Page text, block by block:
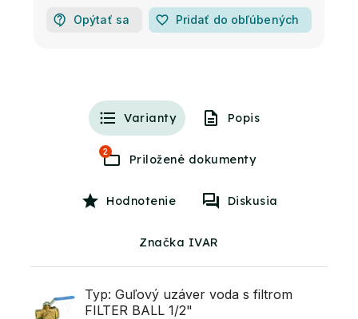
Opýtať sa favorite_border Pridať do obľúbených
Varianty Popis
2
Hodnotenie Diskusia
Značka IVAR
Typ: Guľový uzáver voda s filtrom
FILTER BALL 1/2"